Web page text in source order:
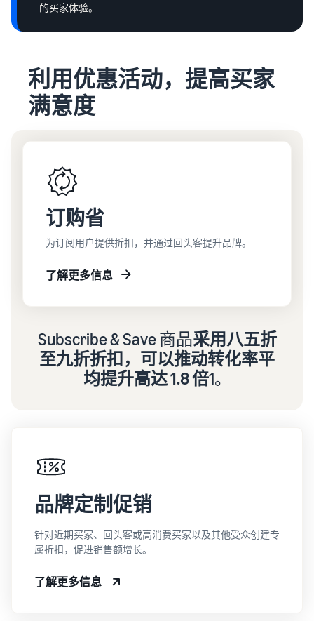
的买家体验。
利用优惠活动，提高买家
满意度
订购省
为订阅用户提供折扣，并通过回头客提升品牌。
了解更多信息
Subscribe & Save 商品采用八五折
至九折折扣，可以推动转化率平
均提升高达 1.8 倍1。
品牌定制促销
针对近期买家、回头客或高消费买家以及其他受众创建专
属折扣，促进销售额增长。
了解更多信息